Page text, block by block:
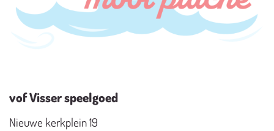
vof Visser speelgoed
Nieuwe kerkplein 19